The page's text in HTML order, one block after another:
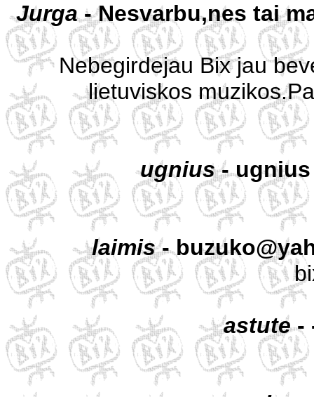
Jurga- Nesvarbu,nes tai
Nebegirdejau Bix jau
lietuviskos
ugnius-
laimis-
astute-